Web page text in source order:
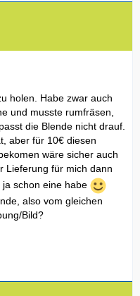
holen. Habe zwar auch
und musste rumfräsen,
die Blende nicht drauf.
aber für 10€ diesen
wäre sicher auch
Lieferung für mich dann
schon eine habe
also vom gleichen
Bild?